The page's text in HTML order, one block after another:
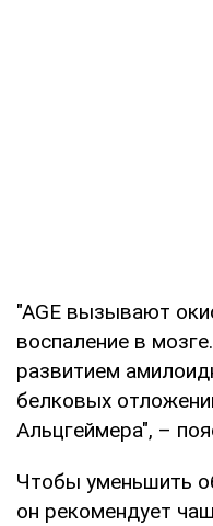
"AGE вызывают
воспаление в
развитием
белковых
Альцгеймера", –
Чтобы уменьшить
он рекомендует